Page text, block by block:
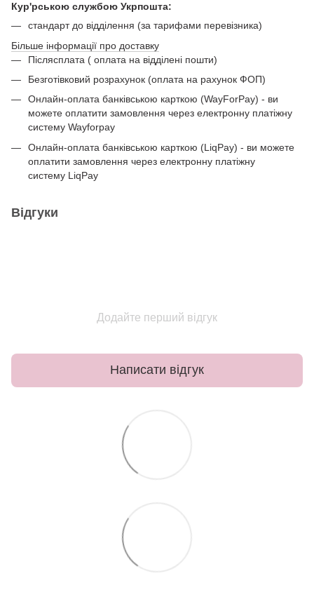
Кур'рською службою Укрпошта:
стандарт до відділення (за тарифами перевізника)
Більше інформації про доставку
Післясплата ( оплата на відділені пошти)
Безготівковий розрахунок (оплата на рахунок ФОП)
Онлайн-оплата банківською карткою (WayForPay) - ви
можете оплатити замовлення через електронну платіжну
систему Wayforpay
Онлайн-оплата банківською карткою (LiqPay) - ви можете
оплатити замовлення через електронну платіжну
систему LiqPay
Відгуки
Додайте перший відгук
Написати відгук